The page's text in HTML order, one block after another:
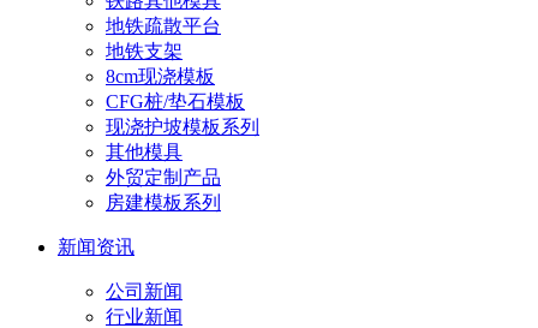
地铁疏散平台
地铁支架
8cm现浇模板
CFG桩/垫石模板
现浇护坡模板系列
其他模具
外贸定制产品
房建模板系列
新闻资讯
公司新闻
行业新闻